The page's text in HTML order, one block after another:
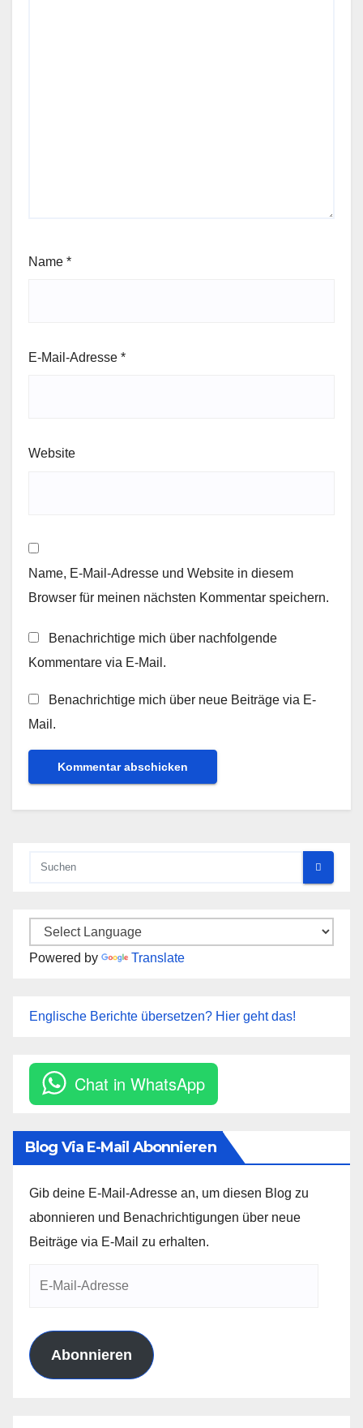
Name *
E-Mail-Adresse *
Website
Name, E-Mail-Adresse und Website in diesem
Browser für meinen nächsten Kommentar speichern.
Benachrichtige mich über nachfolgende
Kommentare via E-Mail.
Benachrichtige mich über neue Beiträge via E-
Mail.
Powered by Translate
Englische Berichte übersetzen? Hier geht das!
Chat in WhatsApp
Blog Via E-Mail Abonnieren
Gib deine E-Mail-Adresse an, um diesen Blog zu
abonnieren und Benachrichtigungen über neue
Beiträge via E-Mail zu erhalten.
Abonnieren